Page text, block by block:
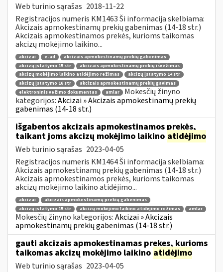
Web turinio sąrašas 2018-11-22
Registracijos numeris KM1463 Ši informacija skelbiama:
Akcizais apmokestinamų prekių gabenimas (14-18 str.)
Akcizais apmokestinamos prekės, kurioms taikomas
akcizų mokėjimo laikino...
akcizai e-ad
akcizais apmokestinamų prekių gabenimas
akcizų įstatymo 15 str
akcizais apmokestinamų prekių išvežimas
akcizų mokėjimo laikino atidėjimo režimas
akcizų įstatymo 14 str
akcizų įstatymo 16 str
akcizais apmokestinamų prekių gavimas
elektroninis vežimo dokumentas
amlar
Mokesčių žinyno
kategorijos:Akcizai » Akcizais apmokestinamų prekių
gabenimas (14-18 str.)
išgabentos akcizais apmokestinamos prekės,
taikant joms akcizų mokėjimo laikino atidėjimo
Web turinio sąrašas 2023-04-05
Registracijos numeris KM1464 Ši informacija skelbiama:
Akcizais apmokestinamų prekių gabenimas (14-18 str.)
Akcizais apmokestinamos prekės, kurioms taikomas
akcizų mokėjimo laikino atidėjimo...
akcizai
akcizais apmokestinamų prekių gabenimas
akcizų įstatymo 15 str
akcizų mokėjimo laikino atidėjimo režimas amlar
Mokesčių žinyno kategorijos:Akcizai » Akcizais
apmokestinamų prekių gabenimas (14-18 str.)
gauti akcizais apmokestinamas prekes, kurioms
taikomas akcizų mokėjimo laikino atidėjimo
Web turinio sąrašas 2023-04-05